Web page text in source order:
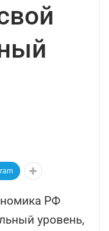
РФ
уровень,